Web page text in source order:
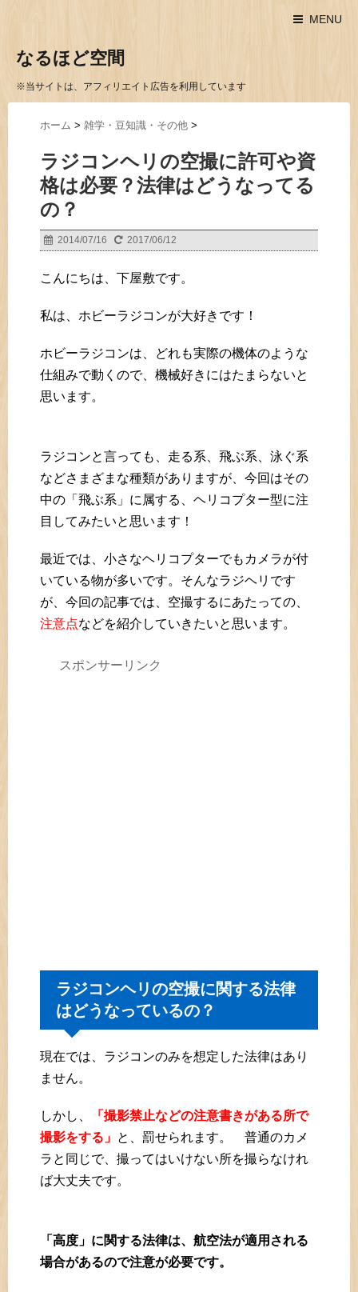
MENU
なるほど空間
※当サイトは、アフィリエイト広告を利用しています
ホーム > 雑学・豆知識・その他 >
ラジコンヘリの空撮に許可や資
格は必要？法律はどうなってる
の？
2014/07/16 2017/06/12
こんにちは、下屋敷です。
私は、ホビーラジコンが大好きです！
ホビーラジコンは、どれも実際の機体のような
仕組みで動くので、機械好きにはたまらないと
思います。
ラジコンと言っても、走る系、飛ぶ系、泳ぐ系
などさまざまな種類がありますが、今回はその
中の「飛ぶ系」に属する、ヘリコプター型に注
目してみたいと思います！
最近では、小さなヘリコプターでもカメラが付
いている物が多いです。そんなラジヘリです
が、今回の記事では、空撮するにあたっての、
注意点などを紹介していきたいと思います。
スポンサーリンク
ラジコンヘリの空撮に関する法律
はどうなっているの？
現在では、ラジコンのみを想定した法律はあり
ません。
しかし、
「撮影禁止などの注意書きがある所で
撮影をする」 と、罰せられます。 普通のカメ
ラと同じで、撮ってはいけない所を撮らなけれ
ば大丈夫です。
「高度」に関する法律は、航空法が適用される
場合があるので注意が必要です。